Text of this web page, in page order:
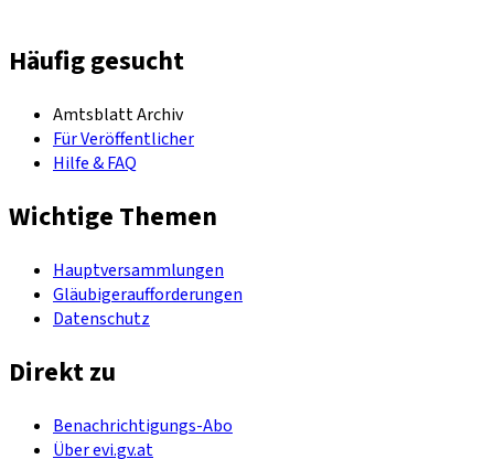
Häufig gesucht
Amtsblatt Archiv
Für Veröffentlicher
Hilfe & FAQ
Wichtige Themen
Hauptversammlungen
Gläubigeraufforderungen
Datenschutz
Direkt zu
Benachrichtigungs-Abo
Über evi.gv.at